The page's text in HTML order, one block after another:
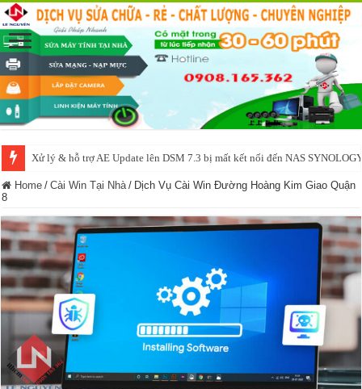
Xử lý & hỗ trợ AE Update lên DSM 7.3 bị mất kết nối đến NAS
NAS IO DATA N3160 2BAY 4BAY – chạy SYNOLOGY, OMV, CASA
Home / Cài Win Tại Nhà / Dịch Vụ Cài Win Đường Hoàng Kim Giao Quận
8